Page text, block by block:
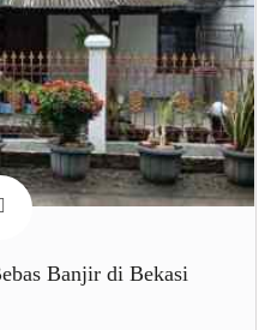
Banjir di Bekasi